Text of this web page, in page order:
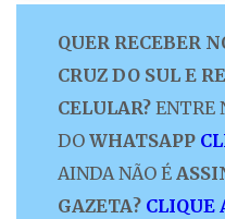
QUER RECEBER
CRUZ DO SUL E
CELULAR? ENTRE
DO WHATSAPP
AINDA NÃO É
GAZETA? CLIQUE